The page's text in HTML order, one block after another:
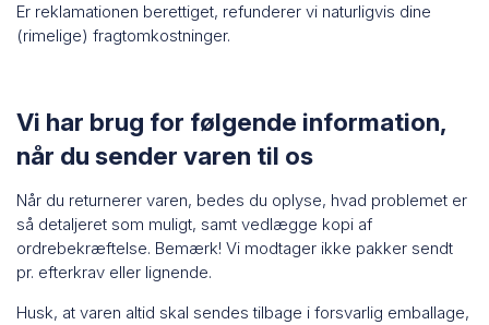
Er reklamationen berettiget, refunderer vi naturligvis dine
(rimelige) fragtomkostninger.
Vi har brug for følgende information,
når du sender varen til os
Når du returnerer varen, bedes du oplyse, hvad problemet er
så detaljeret som muligt, samt vedlægge kopi af
ordrebekræftelse. Bemærk! Vi modtager ikke pakker sendt
pr. efterkrav eller lignende.
Husk, at varen altid skal sendes tilbage i forsvarlig emballage,